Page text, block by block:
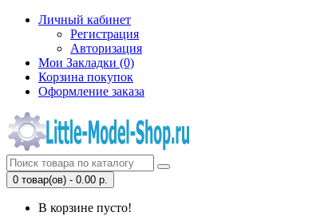
Личный кабинет
Регистрация
Авторизация
Мои Закладки (0)
Корзина покупок
Оформление заказа
0 товар(ов) - 0.00 р.
В корзине пусто!